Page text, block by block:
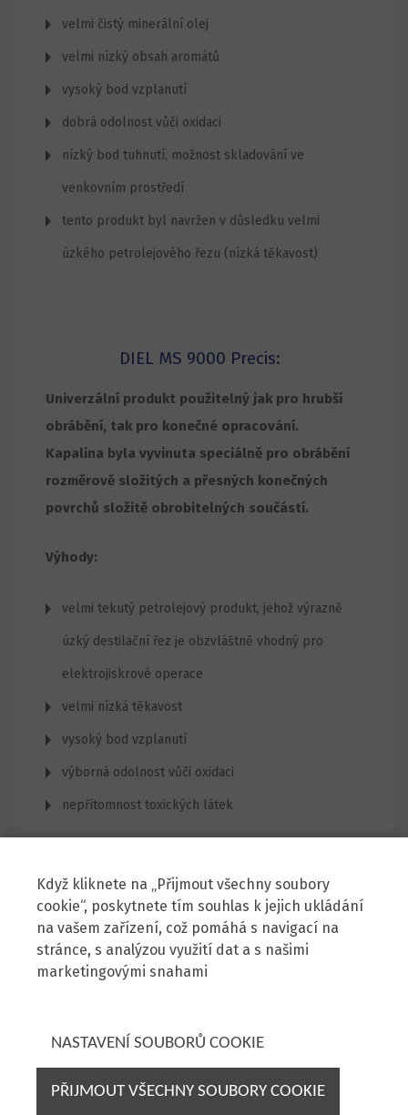
velmi čistý minerální olej
velmi nízký obsah aromátů
vysoký bod vzplanutí
dobrá odolnost vůči oxidaci
nízký bod tuhnutí, možnost skladování ve
venkovním prostředí
tento produkt byl navržen v důsledku velmi
úzkého petrolejového řezu (nízká těkavost)
DIEL MS 9000 Precis:
Univerzální produkt použitelný jak pro hrubší
obrábění, tak pro konečné opracování.
Kapalina byla vyvinuta speciálně pro obrábění
rozměrově složitých a přesných konečných
povrchů složitě obrobitelných součástí.
Výhody:
velmi tekutý petrolejový produkt, jehož výrazně
úzký destilační řez je obzvláštně vhodný pro
elektrojiskrové operace
velmi nízká těkavost
vysoký bod vzplanutí
výborná odolnost vůči oxidaci
nepřítomnost toxických látek
Prodej strojů:+420 725 778 384
stroje@zenit.cz
Servis strojů:+420 724 258 472
Když kliknete na „Přijmout všechny soubory
cookie“, poskytnete tím souhlas k jejich ukládání
na vašem zařízení, což pomáhá s navigací na
stránce, s analýzou využití dat a s našimi
marketingovými snahami
NASTAVENÍ SOUBORŮ COOKIE
PŘIJMOUT VŠECHNY SOUBORY COOKIE